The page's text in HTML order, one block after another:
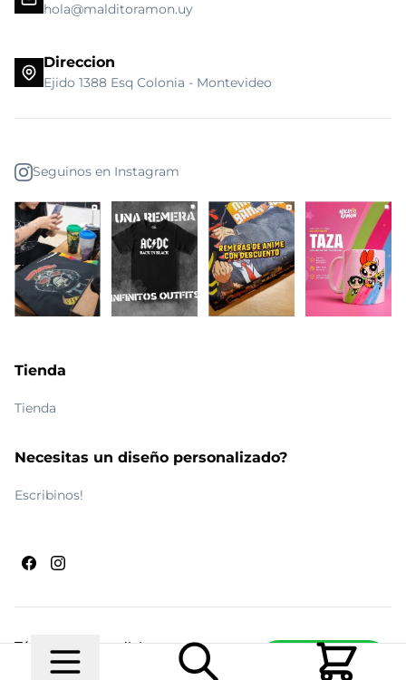
Escribinos
hola@malditoramon.uy
Direccion
Ejido 1388 Esq Colonia - Montevideo
Seguinos en Instagram
Tienda
Tienda
Necesitas un diseño personalizado?
Escribinos!
© 2026 Maldito RamónRealizado por Ecwid de
Términos y condiciones